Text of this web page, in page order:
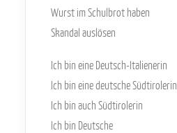
Wurst im Schulbrot haben
Skandal auslösen
Ich bin eine Deutsch-Italienerin
Ich bin eine deutsche Südtirolerin
Ich bin auch Südtirolerin
Ich bin Deutsche